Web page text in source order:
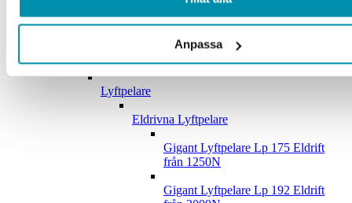
Anpassa
Verktygspaneler
Lyftpelare
Eldrivna Lyftpelare
Gigant Lyftpelare Lp 175 Eldrift
från 1250N
Gigant Lyftpelare Lp 192 Eldrift